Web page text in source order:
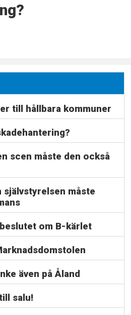
till hållbara kommuner
scen måste den också
självstyrelsen måste
om B-kärlet
även på Åland
salu!